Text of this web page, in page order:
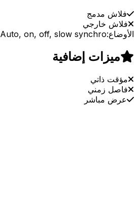
فلاش مدمج
فلاش خارجي
الأوضاع:Auto, on, off, slow synchro
ميزات إضافية
مؤقت ذاتي
فاصل زمني
عرض مباشر